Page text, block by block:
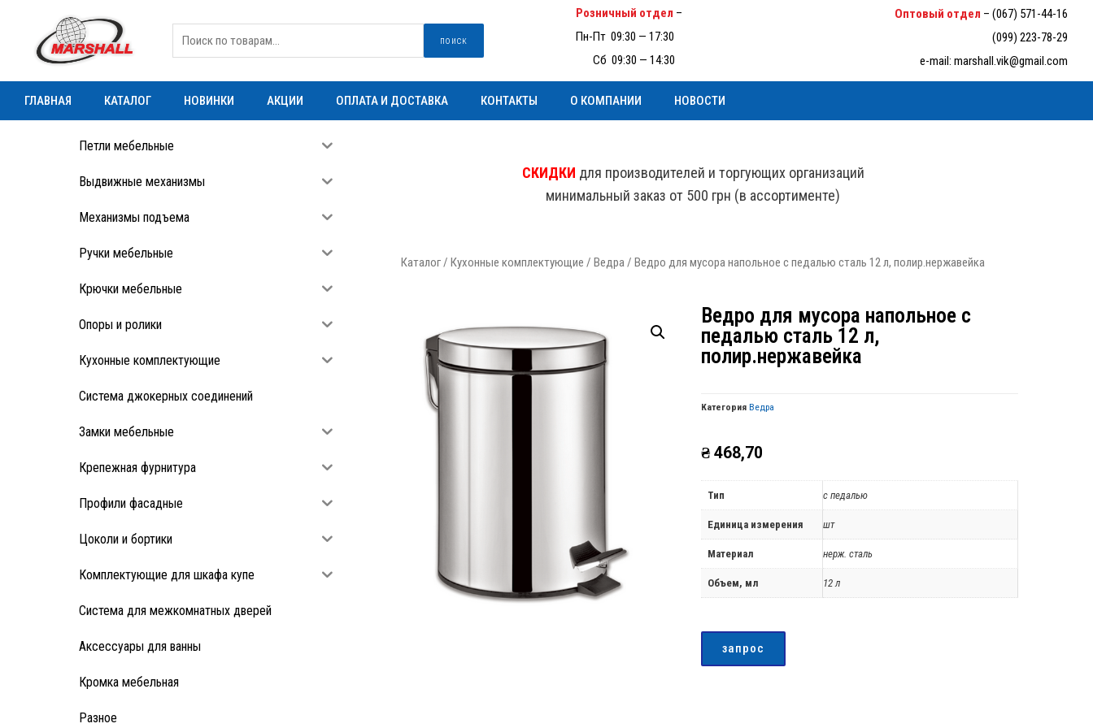
поиск
Розничный отдел –
Пн-Пт 09:30 — 17:30
Пн-Сб 09:30 — 14:30
Оптовый отдел – (067) 571-44-16
(099) 223-78-29
e-mail: marshall.vik@gmail.com
ГЛАВНАЯ КАТАЛОГ НОВИНКИ АКЦИИ ОПЛАТА И ДОСТАВКА КОНТАКТЫ О КОМПАНИИ НОВОСТИ
Петли мебельные
Выдвижные механизмы
Механизмы подъема
Ручки мебельные
Крючки мебельные
Опоры и ролики
Кухонные комплектующие
Система джокерных соединений
Замки мебельные
Крепежная фурнитура
Профили фасадные
Цоколи и бортики
Комплектующие для шкафа купе
Система для межкомнатных дверей
Аксессуары для ванны
Кромка мебельная
Разное
СКИДКИ для производителей и торгующих организаций
минимальный заказ от 500 грн (в ассортименте)
Каталог/ Кухонные комплектующие / Ведра/ Ведро для мусора напольное с педалью сталь 12 л, полир.нержавейка
Ведро для мусора напольное с
педалью сталь 12 л,
полир.нержавейка
Категория Ведра
₴ 468,70
Тип с педалью
Единица измерения шт
Материал нерж. сталь
Объем, мл 12 л
запрос